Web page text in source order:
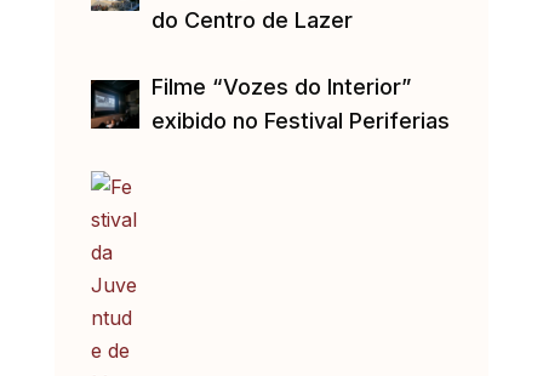
do Centro de Lazer
Filme “Vozes do Interior”
exibido no Festival Periferias